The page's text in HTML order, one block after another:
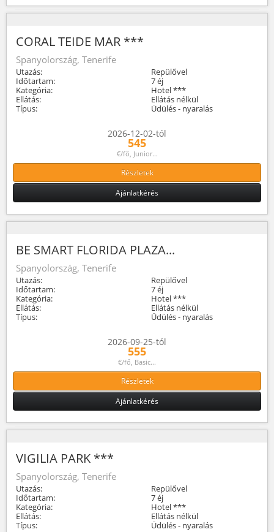
CORAL TEIDE MAR ***
Spanyolország, Tenerife
Utazás:
Repülővel
Időtartam:
7 éj
Kategória:
Hotel ***
Ellátás:
Ellátás nélkül
Típus:
Üdülés - nyaralás
2026-12-02-tól
545
€/fő, Junior...
Részletek
Ajánlatkérés
BE SMART FLORIDA PLAZA...
Spanyolország, Tenerife
Utazás:
Repülővel
Időtartam:
7 éj
Kategória:
Hotel ***
Ellátás:
Ellátás nélkül
Típus:
Üdülés - nyaralás
2026-09-25-tól
555
€/fő, Basic...
Részletek
Ajánlatkérés
VIGILIA PARK ***
Spanyolország, Tenerife
Utazás:
Repülővel
Időtartam:
7 éj
Kategória:
Hotel ***
Ellátás:
Ellátás nélkül
Típus:
Üdülés - nyaralás